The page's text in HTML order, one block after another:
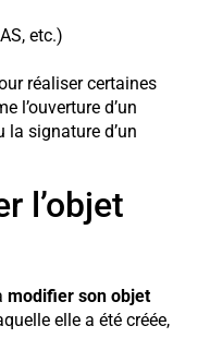
etc.)
réaliser certaines
l’ouverture d’un
signature d’un
l’objet
modifier son objet
elle a été créée,